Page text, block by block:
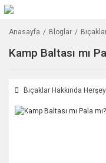
Anasayfa Bloglar
Kamp Baltası mı
Bıçaklar Hakkında Herşey